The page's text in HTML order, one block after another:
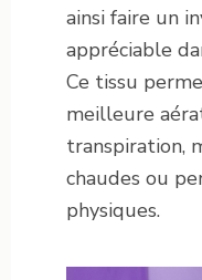
ainsi faire un
appréciable
Ce tissu
meilleure
transpiration,
chaudes ou
physiques.